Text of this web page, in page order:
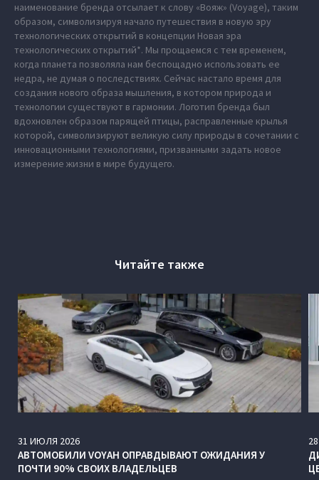
наименование бренда отсылает к слову «Вояж» (Voyage), таким
образом, символизируя начало путешествия в новую эру
технологических открытий в концепции Новая эра
технологических открытий*. Мы прощаемся с тем временем,
когда планета позволяла нам беспощадно использовать ее
недра, не думая о последствиях. Сейчас настало время для
создания нового образа мышления, в котором природа и
технологии существуют в гармонии. Логотип бренда был
вдохновлен образом парящей птицы, расправленные крылья
которой, символизируют великую силу природы в сочетании с
инновационными технологиями, призванными задать новое
измерение жизни в мире будущего.
Читайте также
31 ИЮЛЯ 2026
АВТОМОБИЛИ VOYAH ОПРАВДЫВАЮТ ОЖИДАНИЯ У
ПОЧТИ 90% СВОИХ ВЛАДЕЛЬЦЕВ
28